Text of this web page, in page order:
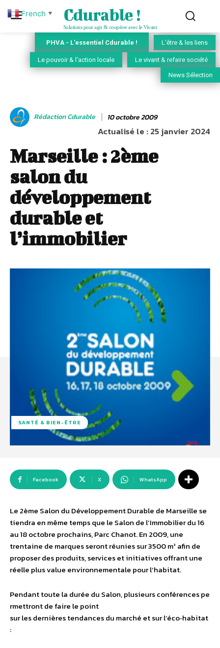
Cdurable !
Solutions pour agir & coopérer avec le Vivant
PHVA - L'essentiel Cdurable ! L'être & les liens
Le pouvoir & l'action locale Le vivant & refaire société
News Sélection
Rédaction Cdurable 10 octobre 2009
Actualisé le :25 janvier 2024
Marseille : 2ème
salon du
développement
durable et
l’immobilier
SANTÉ & BIEN-ÊTRE
Facebook X WhatsApp
Le 2ème Salon du Développement Durable de Marseille se
tiendra en même temps que le Salon de l’Immobilier du 16
au 18 octobre prochains, Parc Chanot. En 2009, une
trentaine de marques seront réunies sur 3500 m² afin de
proposer des produits, services et initiatives offrant une
réelle plus value environnementale pour l’habitat.
Pendant toute la durée du Salon, plusieurs conférences pe
rmettront de faire le point
sur les dernières tendances du marché et sur l’éco‐habitat
:
French ▼